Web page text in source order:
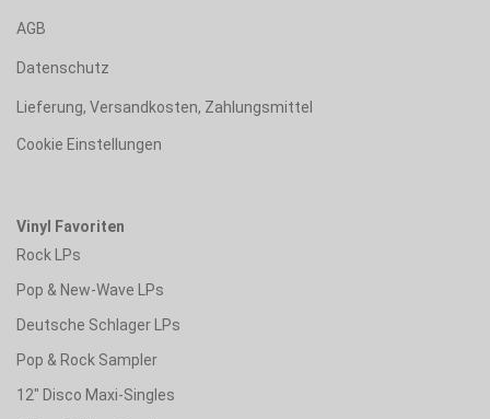
AGB
Datenschutz
Lieferung, Versandkosten, Zahlungsmittel
Cookie Einstellungen
Vinyl Favoriten
Rock LPs
Pop & New-Wave LPs
Deutsche Schlager LPs
Pop & Rock Sampler
12" Disco Maxi-Singles